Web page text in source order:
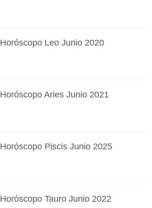
Horóscopo Leo Junio 2020
Horóscopo Aries Junio 2021
Horóscopo Piscis Junio 2025
Horóscopo Tauro Junio 2022